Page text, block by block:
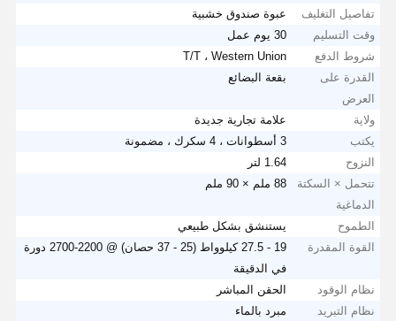
تفاصيل التغليف
عبوة صندوق خشبية
وقت التسليم
30 يوم عمل
شروط الدفع
T/T ، Western Union
القدرة على
العرض
بقعة البضائع
ولاية
علامة تجارية جديدة
يكتب
3 أسطوانات ، 4 سكرك ، مضمونة
النزوح
1.64 لتر
تتحمل × السكتة
الدماغية
88 ملم × 90 ملم
الطموح
يستنشق بشكل طبيعي
القوة المقدرة
19 - 27.5 كيلوواط (25 - 37 حصان) @ 2200-2700 دورة
في الدقيقة
نظام الوقود
الحقن المباشر
نظام التبريد
مبرد بالماء